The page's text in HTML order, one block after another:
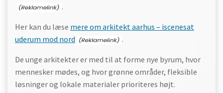
.
Her kan du læse mere om arkitekt aarhus – iscenesat
uderum mod nord
.
De unge arkitekter er med til at forme nye byrum, hvor
mennesker mødes, og hvor grønne områder, fleksible
løsninger og lokale materialer prioriteres højt.